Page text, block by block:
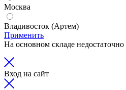
Москва
Владивосток (Артем)
Применить
На основном складе недостаточно
Вход на сайт